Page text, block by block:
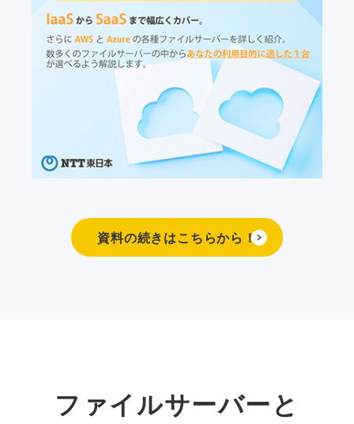
資料の続きはこちらから！
ファイルサーバーと